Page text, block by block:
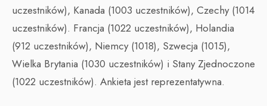
uczestników), Kanada (1003 uczestników), Czechy (1014
uczestników). Francja (1022 uczestników), Holandia
(912 uczestników), Niemcy (1018), Szwecja (1015),
Wielka Brytania (1030 uczestników) i Stany Zjednoczone
(1022 uczestników). Ankieta jest reprezentatywna.